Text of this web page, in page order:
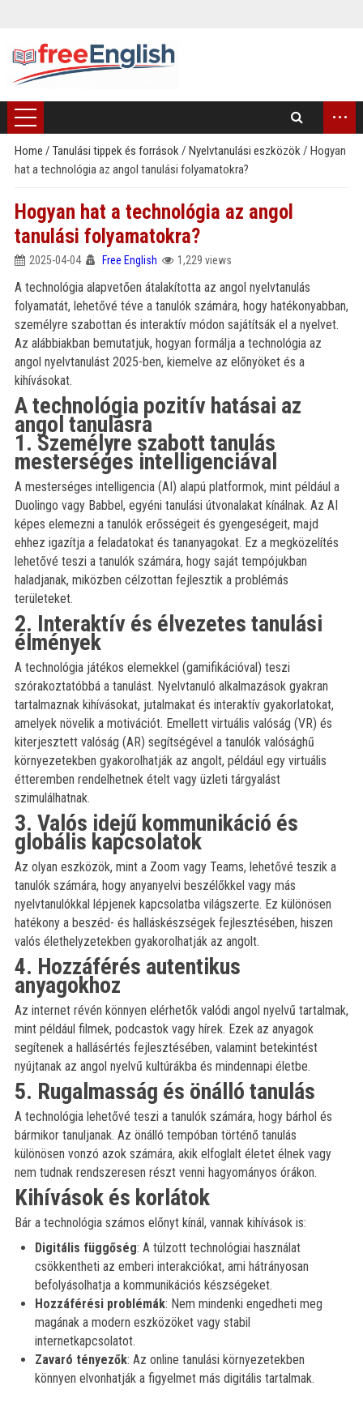
...
Home / Tanulási tippek és források/ Nyelvtanulási eszközök/ Hogyan
hat a technológia az angol tanulási folyamatokra?
Hogyan hat a technológia az angol
tanulási folyamatokra?
2025-04-04 Free English 1,229 views
A technológia alapvetően átalakította az angol nyelvtanulás
folyamatát, lehetővé téve a tanulók számára, hogy hatékonyabban,
személyre szabottan és interaktív módon sajátítsák el a nyelvet.
Az alábbiakban bemutatjuk, hogyan formálja a technológia az
angol nyelvtanulást 2025-ben, kiemelve az előnyöket és a
kihívásokat.
A technológia pozitív hatásai az
angol tanulásra
1. Személyre szabott tanulás
mesterséges intelligenciával
A mesterséges intelligencia (AI) alapú platformok, mint például a
Duolingo vagy Babbel, egyéni tanulási útvonalakat kínálnak. Az AI
képes elemezni a tanulók erősségeit és gyengeségeit, majd
ehhez igazítja a feladatokat és tananyagokat. Ez a megközelítés
lehetővé teszi a tanulók számára, hogy saját tempójukban
haladjanak, miközben célzottan fejlesztik a problémás
területeket.
2. Interaktív és élvezetes tanulási
élmények
A technológia játékos elemekkel (gamifikációval) teszi
szórakoztatóbbá a tanulást. Nyelvtanuló alkalmazások gyakran
tartalmaznak kihívásokat, jutalmakat és interaktív gyakorlatokat,
amelyek növelik a motivációt. Emellett virtuális valóság (VR) és
kiterjesztett valóság (AR) segítségével a tanulók valósághű
környezetekben gyakorolhatják az angolt, például egy virtuális
étteremben rendelhetnek ételt vagy üzleti tárgyalást
szimulálhatnak.
3. Valós idejű kommunikáció és
globális kapcsolatok
Az olyan eszközök, mint a Zoom vagy Teams, lehetővé teszik a
tanulók számára, hogy anyanyelvi beszélőkkel vagy más
nyelvtanulókkal lépjenek kapcsolatba világszerte. Ez különösen
hatékony a beszéd- és halláskészségek fejlesztésében, hiszen
valós élethelyzetekben gyakorolhatják az angolt.
4. Hozzáférés autentikus
anyagokhoz
Az internet révén könnyen elérhetők valódi angol nyelvű tartalmak,
mint például filmek, podcastok vagy hírek. Ezek az anyagok
segítenek a hallásértés fejlesztésében, valamint betekintést
nyújtanak az angol nyelvű kultúrákba és mindennapi életbe.
5. Rugalmasság és önálló tanulás
A technológia lehetővé teszi a tanulók számára, hogy bárhol és
bármikor tanuljanak. Az önálló tempóban történő tanulás
különösen vonzó azok számára, akik elfoglalt életet élnek vagy
nem tudnak rendszeresen részt venni hagyományos órákon.
Kihívások és korlátok
Bár a technológia számos előnyt kínál, vannak kihívások is:
Digitális függőség: A túlzott technológiai használat
csökkentheti az emberi interakciókat, ami hátrányosan
befolyásolhatja a kommunikációs készségeket.
Hozzáférési problémák: Nem mindenki engedheti meg
magának a modern eszközöket vagy stabil
internetkapcsolatot.
Zavaró tényezők: Az online tanulási környezetekben
könnyen elvonhatják a figyelmet más digitális tartalmak.